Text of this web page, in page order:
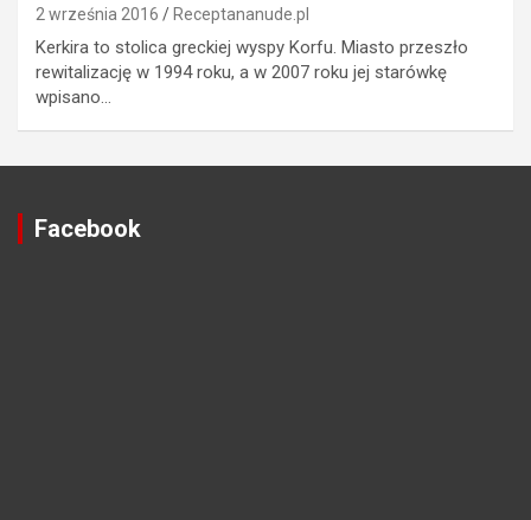
2 września 2016 Receptananude.pl
Kerkira to stolica greckiej wyspy Korfu. Miasto przeszło
rewitalizację w 1994 roku, a w 2007 roku jej starówkę
wpisano…
Facebook